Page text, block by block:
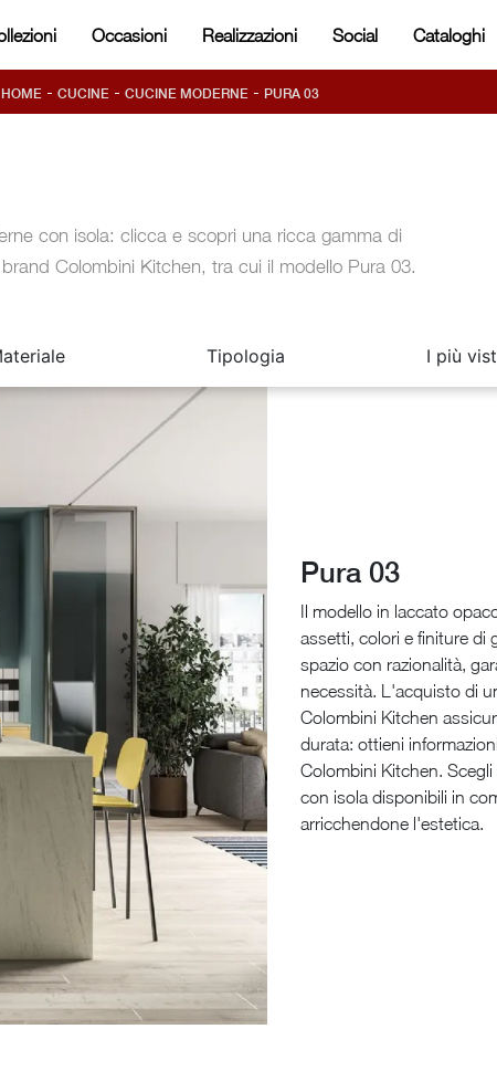
Occasioni Realizzazioni Social Cataloghi
HOME - CUCINE - CUCINE MODERNE - PURA 03
con isola: clicca e scopri una ricca gamma di
Colombini Kitchen, tra cui il modello Pura 03.
Tipologia I più
Pura 03
Il modello in laccato
assetti, colori e finiture di
spazio con razionalità,
necessità. L'acquisto di
Colombini Kitchen
durata: ottieni
Colombini Kitchen.
con isola disponibili in
arricchendone l'estetica.